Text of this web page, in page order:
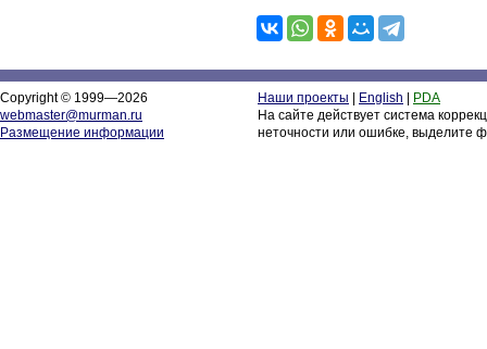
Copyright © 1999—2026
webmaster@murman.ru
Размещение информации
Наши проекты English
PDA
На сайте действует система
неточности или ошибке, выделите